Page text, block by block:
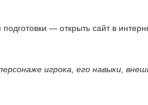
— открыть сайт в
игрока, его навыки,